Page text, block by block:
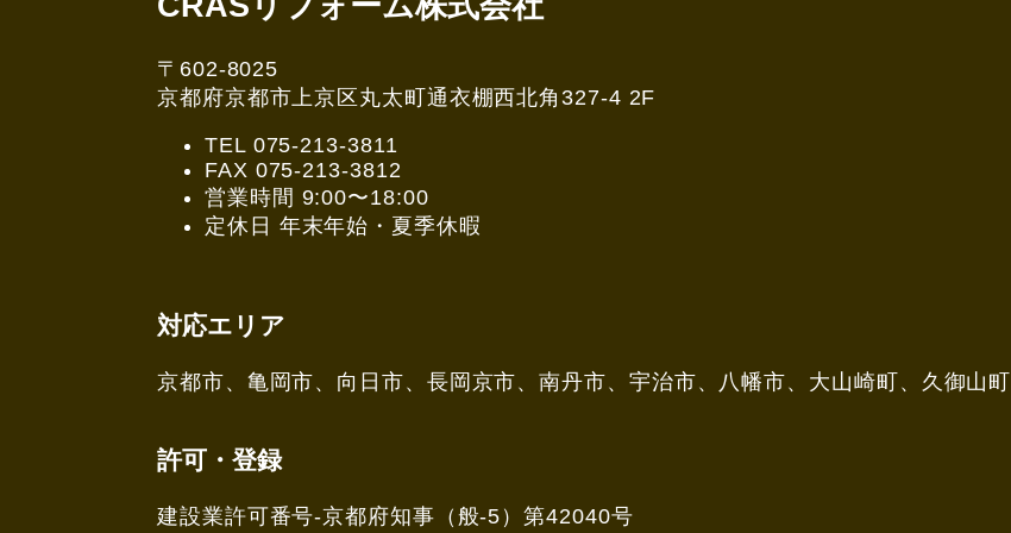
〒602-8025
京都府京都市上京区丸太町通衣棚西北角327-4 2F
TEL 075-213-3811
FAX 075-213-3812
営業時間 9:00〜18:00
定休日 年末年始・夏季休暇
対応エリア
京都市、亀岡市、向日市、長岡京市、南丹市、宇治市、八幡市、大山崎町、久御山町
許可・登録
建設業許可番号-京都府知事（般-5）第42040号